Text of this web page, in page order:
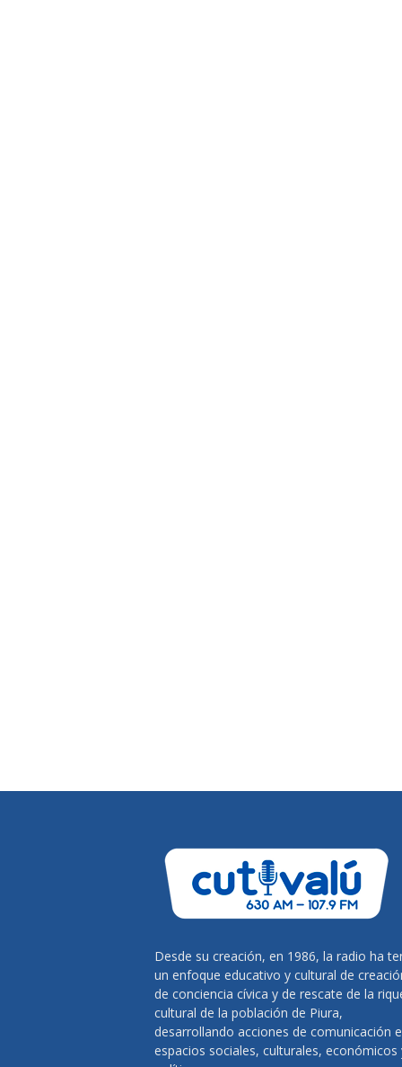
Desde su creación, en 1986, la radio ha
un enfoque educativo y cultural de
de conciencia cívica y de rescate de la
cultural de la población de Piura,
desarrollando acciones de comunicación
espacios sociales, culturales, económicos